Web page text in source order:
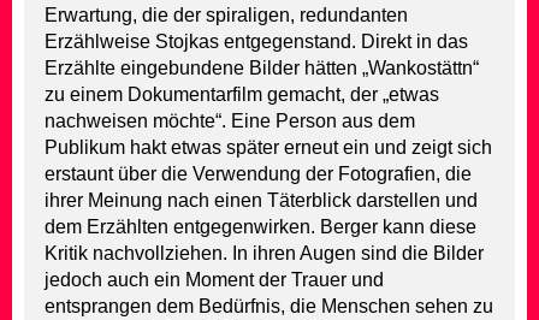
Erwartung, die der spiraligen, redundanten
Erzählweise Stojkas entgegenstand. Direkt in das
Erzählte eingebundene Bilder hätten „Wankostättn“
zu einem Dokumentarfilm gemacht, der „etwas
nachweisen möchte“. Eine Person aus dem
Publikum hakt etwas später erneut ein und zeigt sich
erstaunt über die Verwendung der Fotografien, die
ihrer Meinung nach einen Täterblick darstellen und
dem Erzählten entgegenwirken. Berger kann diese
Kritik nachvollziehen. In ihren Augen sind die Bilder
jedoch auch ein Moment der Trauer und
entsprangen dem Bedürfnis, die Menschen sehen zu